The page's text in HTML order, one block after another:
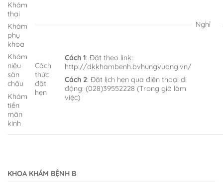
Khám
thai
Khám
phụ
khoa
Khám
niệu
sàn
chậu
Khám
tiền
mãn
kinh
Nghỉ
Cách
thức
đặt
hẹn
Cách 1: Đặt theo link:
http://dkkhambenh.bvhungvuong.vn/
Cách 2: Đặt lịch hẹn qua điện thoại di
động: (028)39552228 (Trong giờ làm
việc)
KHOA KHÁM BỆNH B